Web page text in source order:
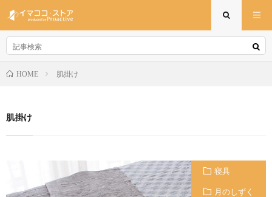
HOME 肌掛け
肌掛け
寝具
月のしずく